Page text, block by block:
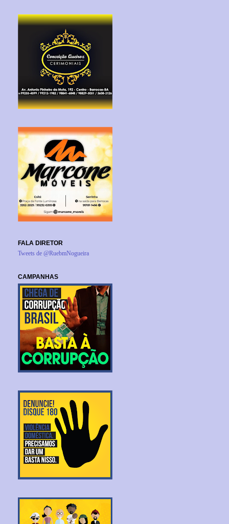
FALA DIRETOR
Tweets de @RuebmNogueira
CAMPANHAS